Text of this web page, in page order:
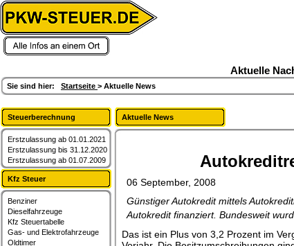
artikel,berichte,kfz-steuer,fahrzeuge
Aktuelle News
06 September, 2008
Günstiger Autokredit mittels
Autokredit finanziert. Bundesweit
Das ist ein Plus von 3,2 Prozent im
Steuerberechnung
Erstzulassung ab 01.01.2021
Erstzulassung bis 31.12.2020
Erstzulassung ab 01.07.2009
Kfz Steuer
Benziner
Dieselfahrzeuge
Kfz Steuertabelle
Gas- und Elektrofahrzeuge
Oldtimer
Aktuelle
Sie sind hier: Startseite > Aktuelle News